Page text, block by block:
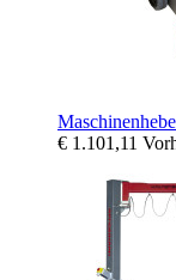
€ 1.101,11